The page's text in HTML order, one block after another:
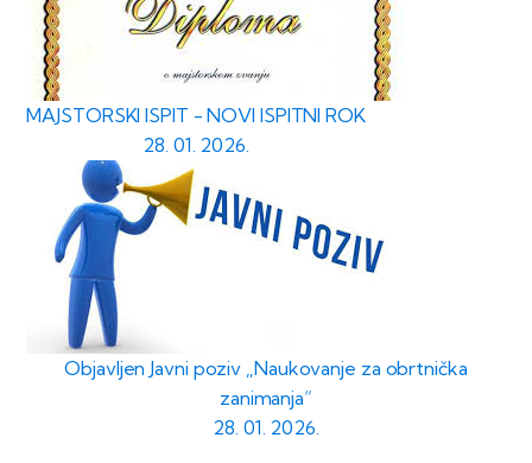
MAJSTORSKI ISPIT - NOVI ISPITNI ROK
28. 01. 2026.
Objavljen Javni poziv „Naukovanje za obrtnička
zanimanja“
28. 01. 2026.